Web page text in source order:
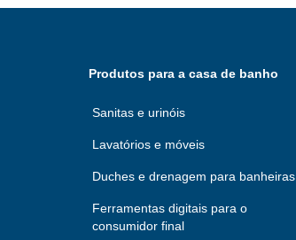
Produtos para a casa de banho
Sanitas e urinóis
Lavatórios e móveis
Duches e drenagem para banheiras
Ferramentas digitais para o
consumidor final